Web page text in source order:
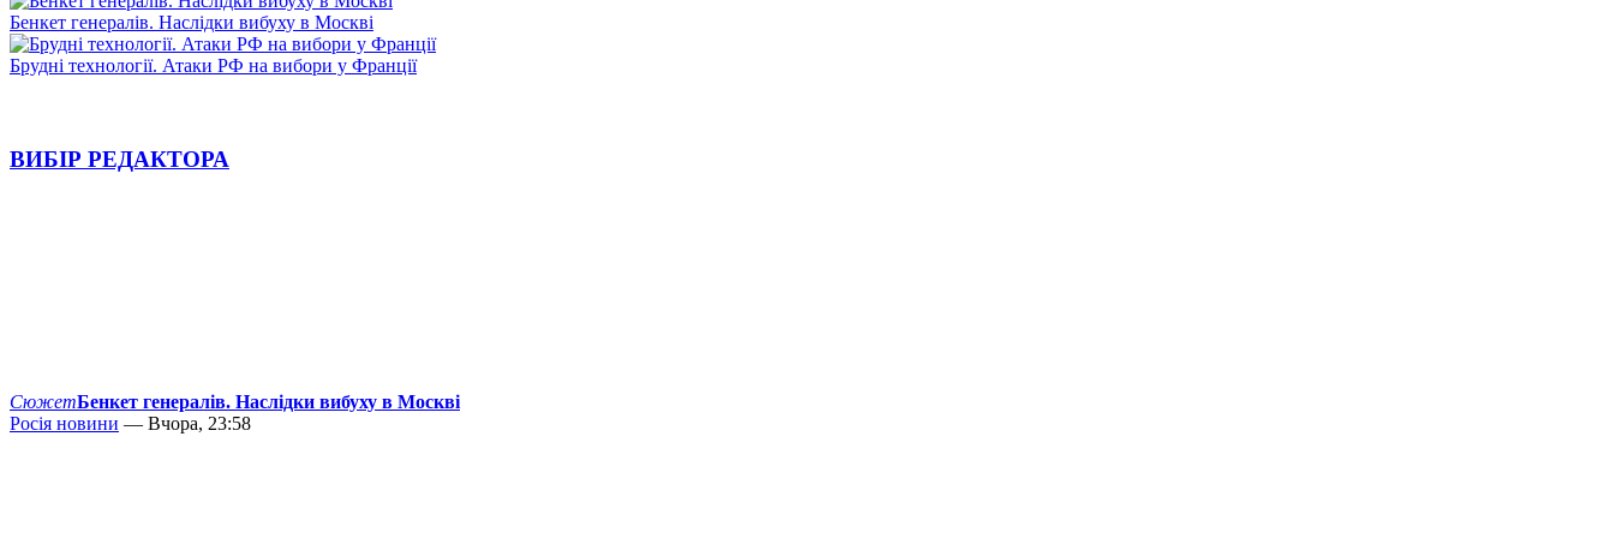
Бенкет генералів. Наслідки вибуху в Москві
Брудні технології. Атаки РФ на вибори у Франції
ВИБІР РЕДАКТОРА
СюжетБенкет генералів. Наслідки вибуху в Москві
Росія новини — Вчора, 23:58